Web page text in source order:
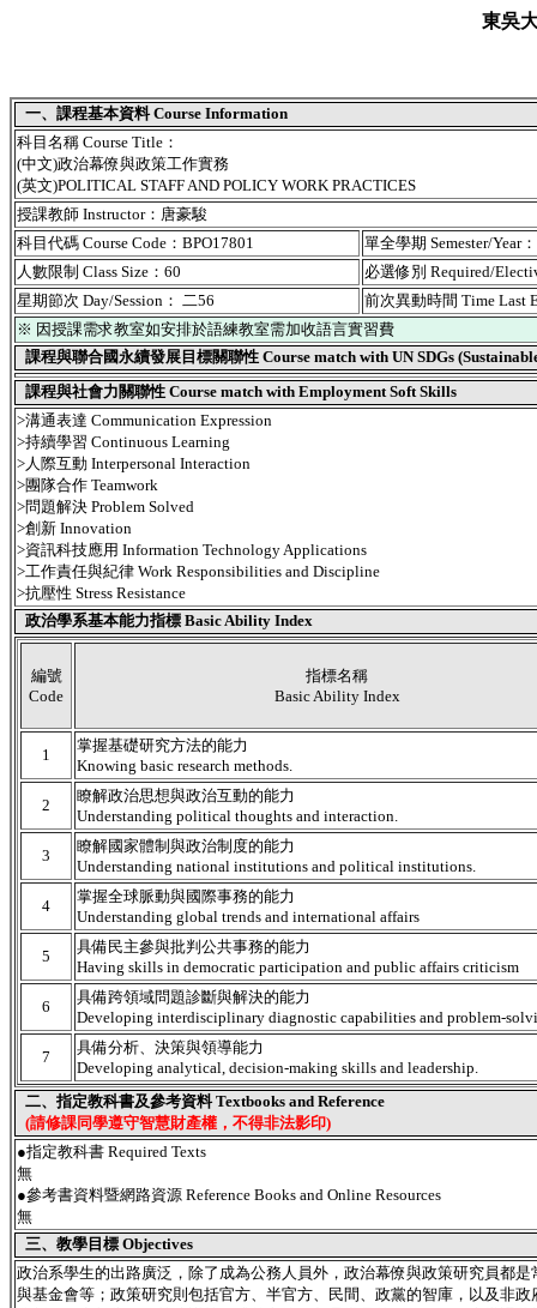
東吳
一、課程基本資料 Course Information
科目名稱 Course Title：
(中文)政治幕僚與政策工作實務
(英文)POLITICAL STAFF AND POLICY WORK PRACTICES
授課教師 Instructor：唐豪駿
科目代碼 Course Code：BPO17801
單全學期 Semester/Year
人數限制 Class Size：60
必選修別 Required/
星期節次 Day/Session： 二56
前次異動時間 Time Last
※ 因授課需求教室如安排於語練教室需加收語言實習費
課程與聯合國永續發展目標關聯性 Course match with UN SDGs
課程與社會力關聯性 Course match with Employment Soft Skills
>溝通表達 Communication Expression
>持續學習 Continuous Learning
>人際互動 Interpersonal Interaction
>團隊合作 Teamwork
>問題解決 Problem Solved
>創新 Innovation
>資訊科技應用 Information Technology Applications
>工作責任與紀律 Work Responsibilities and Discipline
>抗壓性 Stress Resistance
政治學系基本能力指標 Basic Ability Index
編號
Code
指標名稱
Basic Ability Index
1
掌握基礎研究方法的能力
Knowing basic research methods.
2
瞭解政治思想與政治互動的能力
Understanding political thoughts and interaction.
3
瞭解國家體制與政治制度的能力
Understanding national institutions and political institutions.
4
掌握全球脈動與國際事務的能力
Understanding global trends and international affairs
5
具備民主參與批判公共事務的能力
Having skills in democratic participation and public affairs criticism
6
具備跨領域問題診斷與解決的能力
Developing interdisciplinary diagnostic capabilities and problem-
7
具備分析、決策與領導能力
Developing analytical, decision-making skills and leadership.
二、指定教科書及參考資料 Textbooks and Reference
(請修課同學遵守智慧財產權，不得非法影印)
●指定教科書 Required Texts
無
●參考書資料暨網路資源 Reference Books and Online Resources
無
三、教學目標 Objectives
政治系學生的出路廣泛，除了成為公務人員外，政治幕僚與政策研究員都
與基金會等；政策研究則包括官方、半官方、民間、政黨的智庫，以及非